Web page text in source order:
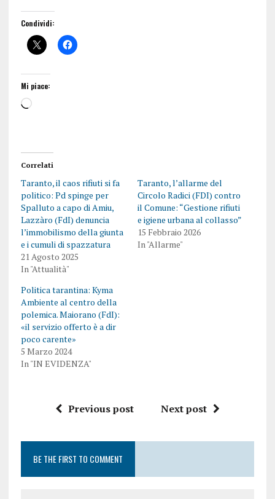
Condividi:
Mi piace:
Correlati
Taranto, il caos rifiuti si fa
politico: Pd spinge per
Spalluto a capo di Amiu,
Lazzàro (FdI) denuncia
l’immobilismo della giunta
e i cumuli di spazzatura
21 Agosto 2025
In "Attualità"
Taranto, l’allarme del
Circolo Radici (FDI) contro
il Comune: “Gestione rifiuti
e igiene urbana al collasso”
15 Febbraio 2026
In "Allarme"
Politica tarantina: Kyma
Ambiente al centro della
polemica. Maiorano (FdI):
«il servizio offerto è a dir
poco carente»
5 Marzo 2024
In "IN EVIDENZA"
Previous post Next post
BE THE FIRST TO COMMENT